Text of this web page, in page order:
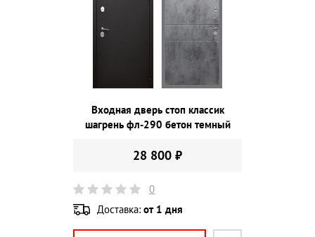
Входная дверь стоп классик
шагрень фл-290 бетон темный
28 800 ₽
0
Доставка: от 1 дня